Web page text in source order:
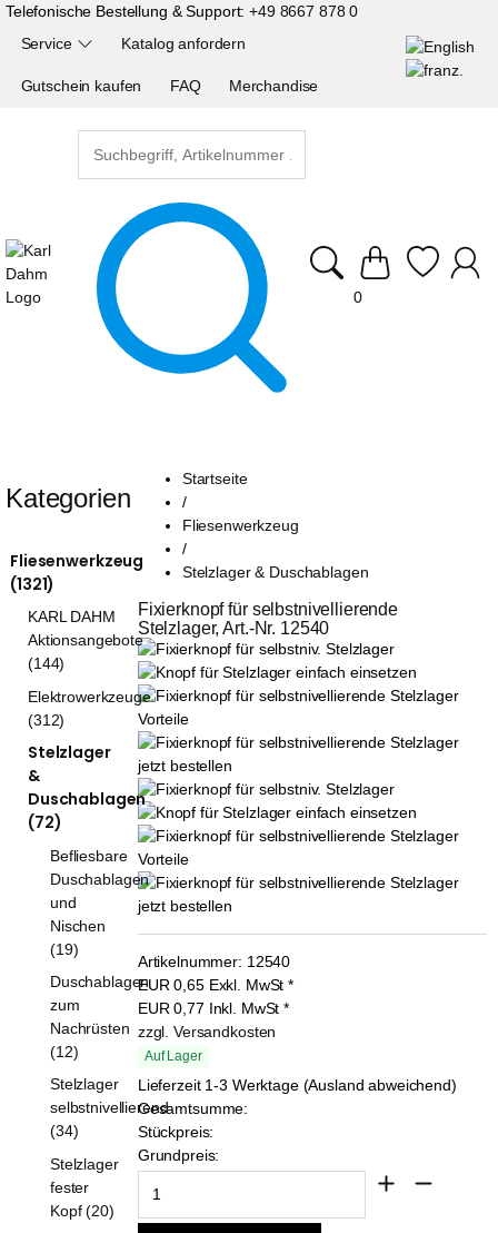
Telefonische Bestellung & Support:+49 8667 878 0
Service Katalog anfordern
Gutschein kaufen FAQ Merchandise
0
Startseite
/
Fliesenwerkzeug
/
Stelzlager & Duschablagen
Fixierknopf für selbstnivellierende
Stelzlager, Art.-Nr. 12540
Artikelnummer: 12540
EUR0,65 Exkl. MwSt *
EUR0,77 Inkl. MwSt *
zzgl. Versandkosten
Auf Lager
Lieferzeit 1-3 Werktage (Ausland abweichend)
Gesamtsumme:
Stückpreis:
Grundpreis:
Kategorien
Fliesenwerkzeug
(1321)
KARL DAHM
Aktionsangebote
(144)
Elektrowerkzeuge
(312)
Stelzlager
&
Duschablagen
(72)
Befliesbare
Duschablagen
und
Nischen
(19)
Duschablagen
zum
Nachrüsten
(12)
Stelzlager
selbstnivellierend
(34)
Stelzlager
fester
Kopf (20)